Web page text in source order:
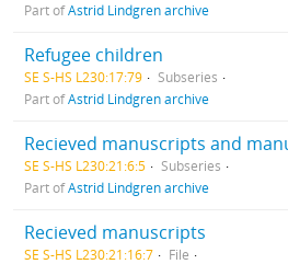
Part ofAstrid Lindgren archive
Refugee children
SE S-HS L230:17:79
Subseries
Part ofAstrid Lindgren archive
SE S-HS L230:21:6:5
Subseries
Part ofAstrid Lindgren archive
Recieved manuscripts
SE S-HS L230:21:16:7
File